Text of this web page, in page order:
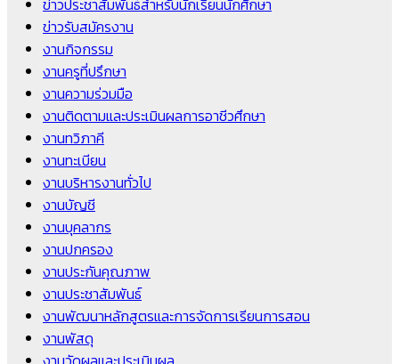
ข่าวประชาสัมพันธ์สำหรับนักเรียนนักศึกษา
ข่าวรับสมัครงาน
งานกิจกรรม
งานครูที่ปรึกษา
งานความร่วมมือ
งานติดตามและประเมินผลการอาชีวศึกษา
งานทวิภาคี
งานทะเบียน
งานบริหารงานทั่วไป
งานบัญชี
งานบุคลากร
งานปกครอง
งานประกันคุณภาพ
งานประชาสัมพันธ์
งานพัฒนาหลักสูตรและการจัดการเรียนการสอน
งานพัสดุ